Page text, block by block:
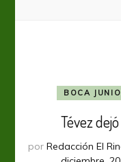
BOCA
Tévez
por Redacción El